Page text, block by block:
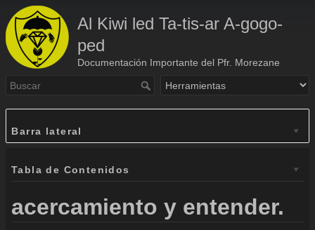
Al Kiwi led Ta-tis-ar A-gogo-
ped
Documentación Importante del Pfr. Morezane
Barra lateral
Tabla de Contenidos
acercamiento y entender.